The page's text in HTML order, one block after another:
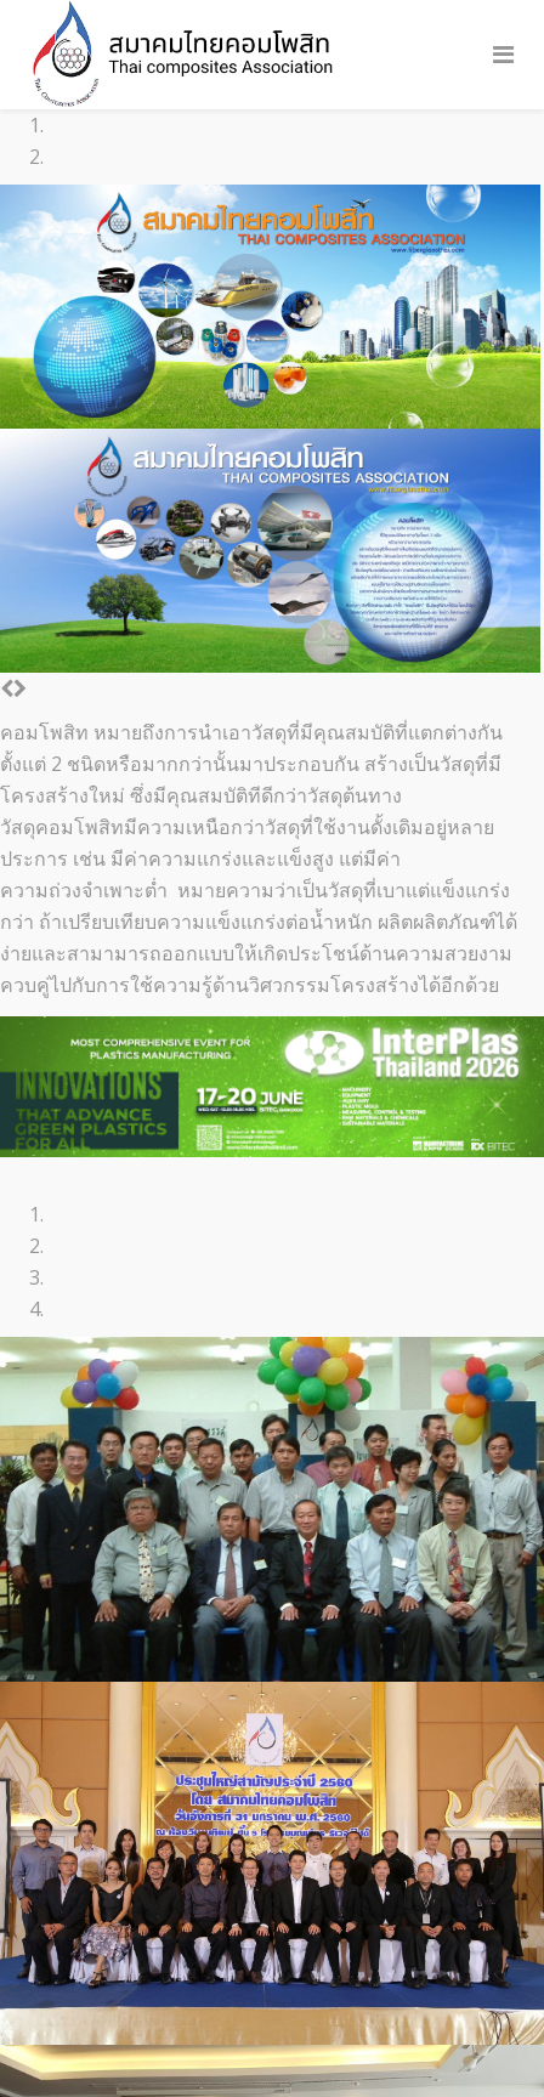
คอมโพสิท หมายถึงการนำเอาวัสดุที่มีคุณสมบัติที่แตกต่างกัน
ตั้งแต่ 2 ชนิดหรือมากกว่านั้นมาประกอบกัน สร้างเป็นวัสดุที่มี
โครงสร้างใหม่ ซึ่งมีคุณสมบัติทีดีกว่าวัสดุต้นทาง
วัสดุคอมโพสิทมีความเหนือกว่าวัสดุที่ใช้งานดั้งเดิมอยู่หลาย
ประการ เช่น มีค่าความแกร่งและแข็งสูง แต่มีค่า
ความถ่วงจำเพาะต่ำ หมายความว่าเป็นวัสดุที่เบาแต่แข็งแกร่ง
กว่า ถ้าเปรียบเทียบความแข็งแกร่งต่อน้ำหนัก ผลิตผลิตภัณฑ์ได้
ง่ายและสามามารถออกแบบให้เกิดประโชน์ด้านความสวยงาม
ควบคู่ไปกับการใช้ความรู้ด้านวิศวกรรมโครงสร้างได้อีกด้วย